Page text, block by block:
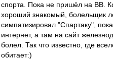
спорта. Пока не пришёл на ВВ.
хороший знакомый, болельщик
симпатизировал "Спартаку",
интернет, а там на сайт
болел. Так что известно, где
обитает:)